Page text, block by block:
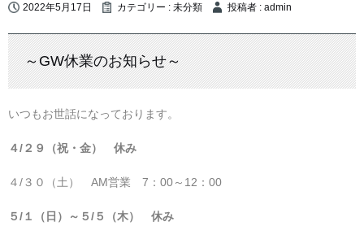
2022年5月17日 カテゴリー : 未分類 投稿者 : admin
～GW休業のお知らせ～
いつもお世話になっております。
４/２９（祝・金） 休み
４/３０（土） AM営業 7：00～12：00
５/１（日）～５/５（木） 休み